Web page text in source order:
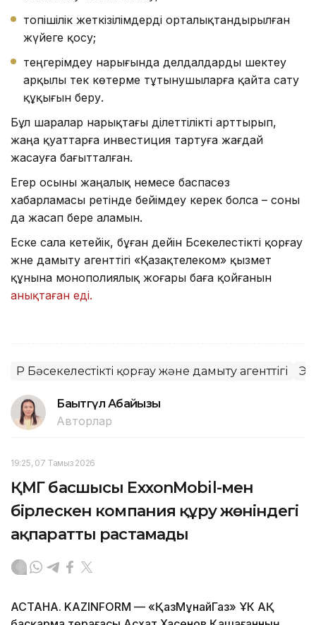
топішілік жеткізілімдерді орталықтандырылған
жүйеге қосу;
теңгерімдеу нарығында делдалдарды шектеу
арқылы тек көтерме тұтынушыларға қайта сату
құқығын беру.
Бұл шаралар нарықтағы әділеттілікті арттырып,
жаңа қуаттарға инвестиция тартуға жағдай
жасауға бағытталған.
Егер осыны жаңалық немесе баспасөз
хабарламасы ретінде бейімдеу керек болса – соны
да жасап бере аламын.
Еске сала кетейік, бұған дейін Бәсекелестікті қорғау
және дамыту агенттігі «Қазақтелеком» қызмет
құнына монополиялық жоғары баға қойғанын
анықтаған еді.
ҚР Бәсекелестікті қорғау және дамыту агенттігі
Бақытгүл Абайқызы
Авторлар
19:25, 07 Тамыз 2026
ҚМГ басшысы ExxonMobil-мен
бірлескен компания құру жөніндегі
ақпаратты растамады
АСТАНА. KAZINFORM — «ҚазМұнайГаз» ҰК АҚ